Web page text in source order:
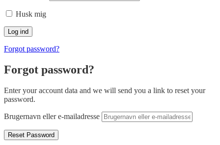
Husk mig
Forgot password?
Forgot password?
Enter your account data and we will send you a link to reset your
password.
Brugernavn eller e-mailadresse